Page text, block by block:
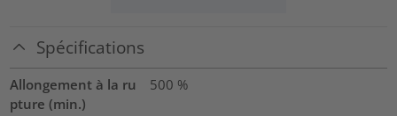
Spécifications
Allongement à la ru
pture (min.)
500 %